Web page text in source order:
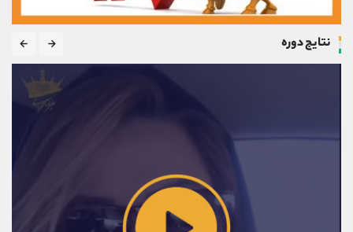
نتایج دوره